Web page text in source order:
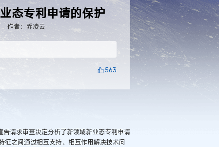
态专利申请的保护
作者：乔凌云
563
请求审查决定分析了新领域新业态专利申请
征之间通过相互支持、相互作用解决技术问